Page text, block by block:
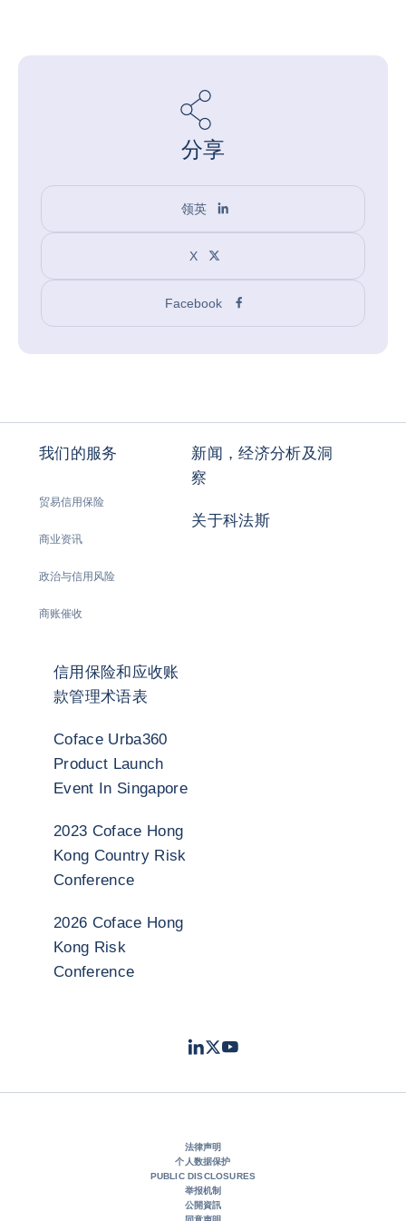
分享
领英
X
Facebook
我们的服务
贸易信用保险
商业资讯
政治与信用风险
商账催收
新闻，经济分析及洞
察
关于科法斯
信用保险和应收账
款管理术语表
Coface Urba360
Product Launch
Event In Singapore
2023 Coface Hong
Kong Country Risk
Conference
2026 Coface Hong
Kong Risk
Conference
LinkedIn
TwitterYoutube
法律声明
个人数据保护
PUBLIC DISCLOSURES
举报机制
公開資訊